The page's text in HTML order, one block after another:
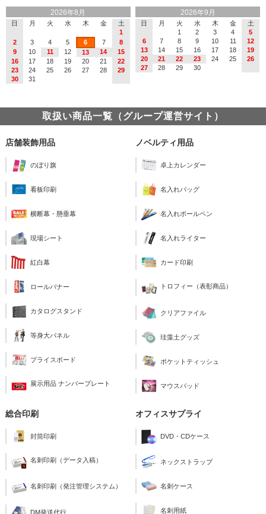
2026年8月
日 月 火 水 木 金
土
1
2
3 4 5 6 7
8
9
10 11 12 13 14
15
16
17 18 19 20 21
22
23
24 25 26 27 28
29
30
31
2026年9月
日 月 火 水 木 金
土
1
2 3 4
5
6
7 8 9 10 11
12
13
14 15 16 17 18
19
20
21 22 23 24 25
26
27
28 29 30
取扱い商品一覧（グループ運営サイト）
店舗装飾用品
のぼり旗
看板印刷
横断幕・懸垂幕
現場シート
紅白幕
ロールバナー
カタログスタンド
等身大パネル
プライスボード
展示用品 ナンバープレート
ノベルティ用品
卓上カレンダー
名入れバッグ
名入れボールペン
名入れライター
カード印刷
トロフィー（表彰商品）
クリアファイル
珪藻土グッズ
ポケットティッシュ
マウスパッド
総合印刷
封筒印刷
名刺印刷（データ入稿）
名刺印刷（発注管理システム）
DM発送代行
オフィスサプライ
DVD・CDケース
ネックストラップ
名刺ケース
名刺用紙